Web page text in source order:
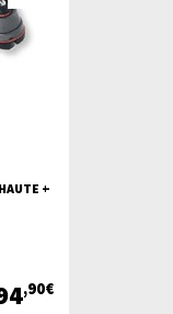
+
,90€